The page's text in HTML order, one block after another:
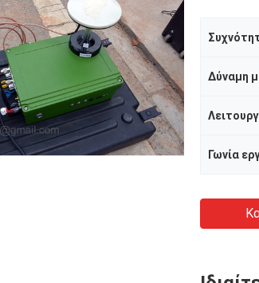
Δύναμη
Γωνία